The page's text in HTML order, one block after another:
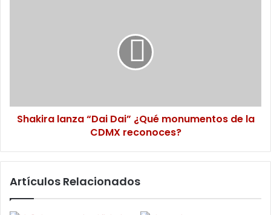
CDMX
reconoces?
Shakira lanza “Dai Dai” ¿Qué monumentos de la
CDMX reconoces?
Artículos Relacionados